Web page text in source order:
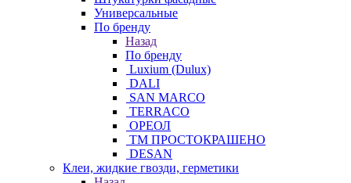
Универсальные
По бренду
Назад
По бренду
Luxium (Dulux)
DALI
SAN MARCO
TERRACO
ОРЕОЛ
ТМ ПРОСТОКРАШЕНО
DESAN
Клеи, жидкие гвозди, герметики